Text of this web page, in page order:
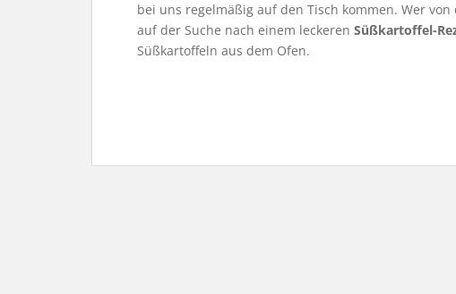
bei uns regelmäßig auf den Tisch kommen. Wer
auf der Suche nach einem leckeren Süßkartoffel-
Süßkartoffeln aus dem Ofen.